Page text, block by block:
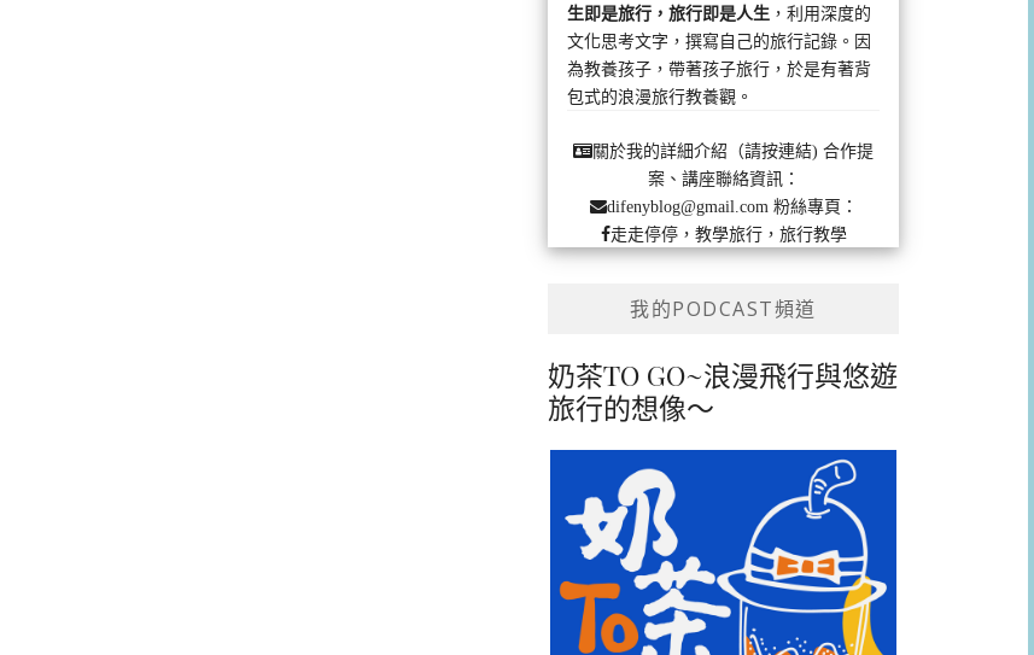
生即是旅行，旅行即是人生 ，利用深度的
文化思考文字，撰寫自己的旅行記錄。因
為教養孩子，帶著孩子旅行，於是有著背
包式的浪漫旅行教養觀。
關於我的詳細介紹（請按連結) 合作提
案、講座聯絡資訊：
difenyblog@gmail.com粉絲專頁：
走走停停，教學旅行，旅行教學
我的PODCAST頻道
奶茶TO GO~浪漫飛行與悠遊
旅行的想像～